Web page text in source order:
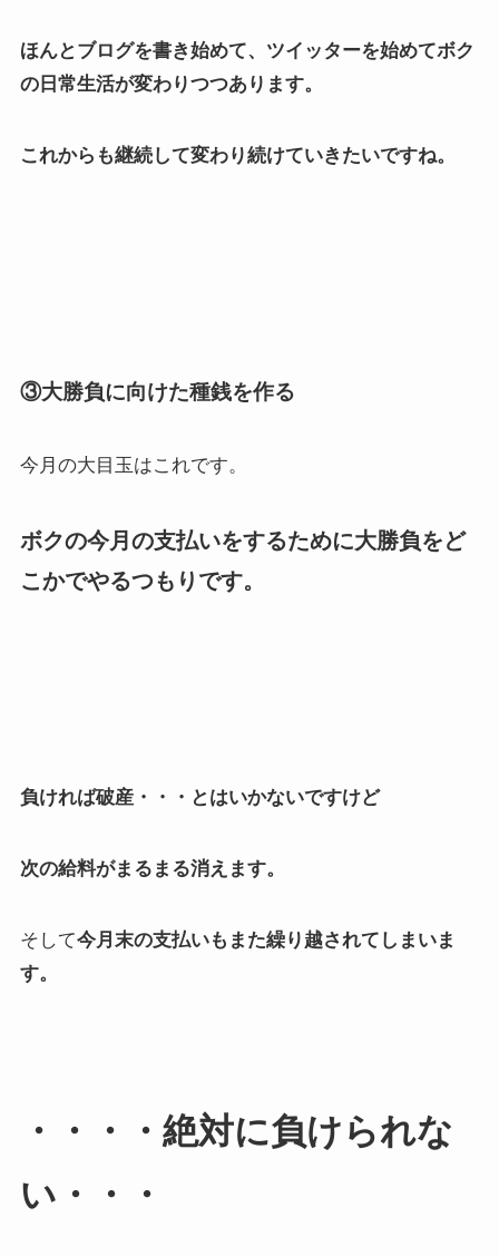
ほんとブログを書き始めて、ツイッターを始めてボク
の日常生活が変わりつつあります。
これからも継続して変わり続けていきたいですね。
③大勝負に向けた種銭を作る
今月の大目玉はこれです。
ボクの今月の支払いをするために大勝負をど
こかでやるつもりです。
負ければ破産・・・とはいかないですけど
次の給料がまるまる消えます。
そして今月末の支払いもまた繰り越されてしまいま
す。
・・・・絶対に負けられな
い・・・